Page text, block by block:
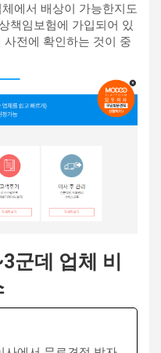
에서 배상이 가능한지도
책임보험에 가입되어 있
전에 확인하는 것이 중
군데 업체 비